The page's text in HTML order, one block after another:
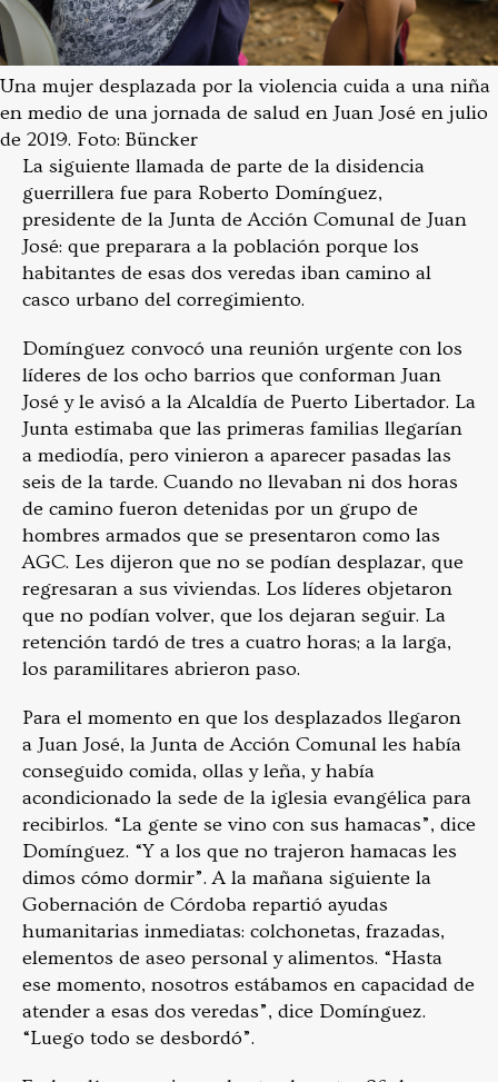
Una mujer desplazada por la violencia cuida a una niña
en medio de una jornada de salud en Juan José en julio
de 2019. Foto: Büncker
La siguiente llamada de parte de la disidencia
guerrillera fue para Roberto Domínguez,
presidente de la Junta de Acción Comunal de Juan
José: que preparara a la población porque los
habitantes de esas dos veredas iban camino al
casco urbano del corregimiento.
Domínguez convocó una reunión urgente con los
líderes de los ocho barrios que conforman Juan
José y le avisó a la Alcaldía de Puerto Libertador. La
Junta estimaba que las primeras familias llegarían
a mediodía, pero vinieron a aparecer pasadas las
seis de la tarde. Cuando no llevaban ni dos horas
de camino fueron detenidas por un grupo de
hombres armados que se presentaron como las
AGC. Les dijeron que no se podían desplazar, que
regresaran a sus viviendas. Los líderes objetaron
que no podían volver, que los dejaran seguir. La
retención tardó de tres a cuatro horas; a la larga,
los paramilitares abrieron paso.
Para el momento en que los desplazados llegaron
a Juan José, la Junta de Acción Comunal les había
conseguido comida, ollas y leña, y había
acondicionado la sede de la iglesia evangélica para
recibirlos. “La gente se vino con sus hamacas”, dice
Domínguez. “Y a los que no trajeron hamacas les
dimos cómo dormir”. A la mañana siguiente la
Gobernación de Córdoba repartió ayudas
humanitarias inmediatas: colchonetas, frazadas,
elementos de aseo personal y alimentos. “Hasta
ese momento, nosotros estábamos en capacidad de
atender a esas dos veredas”, dice Domínguez.
“Luego todo se desbordó”.